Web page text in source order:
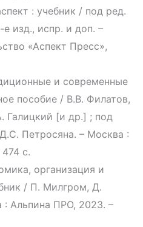
: учебник / под ред.
изд., испр. и доп. –
«Аспект Пресс»,
и современные
пособие / В.В. Филатов,
Галицкий [и др.] ; под
Петросяна. – Москва :
с.
организация и
/ П. Милгром, Д.
: Альпина ПРО, 2023. –